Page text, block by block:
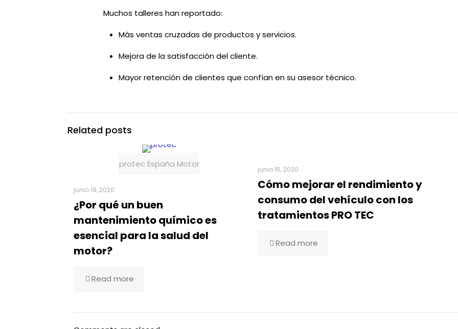
Muchos talleres han reportado:
Más ventas cruzadas de productos y servicios.
Mejora de la satisfacción del cliente.
Mayor retención de clientes que confían en su asesor técnico.
Related posts
protec España Motor
junio 19, 2020
¿Por qué un buen
mantenimiento químico es
esencial para la salud del
motor?
Read more
junio 15, 2020
Cómo mejorar el rendimiento y
consumo del vehículo con los
tratamientos PRO TEC
Read more